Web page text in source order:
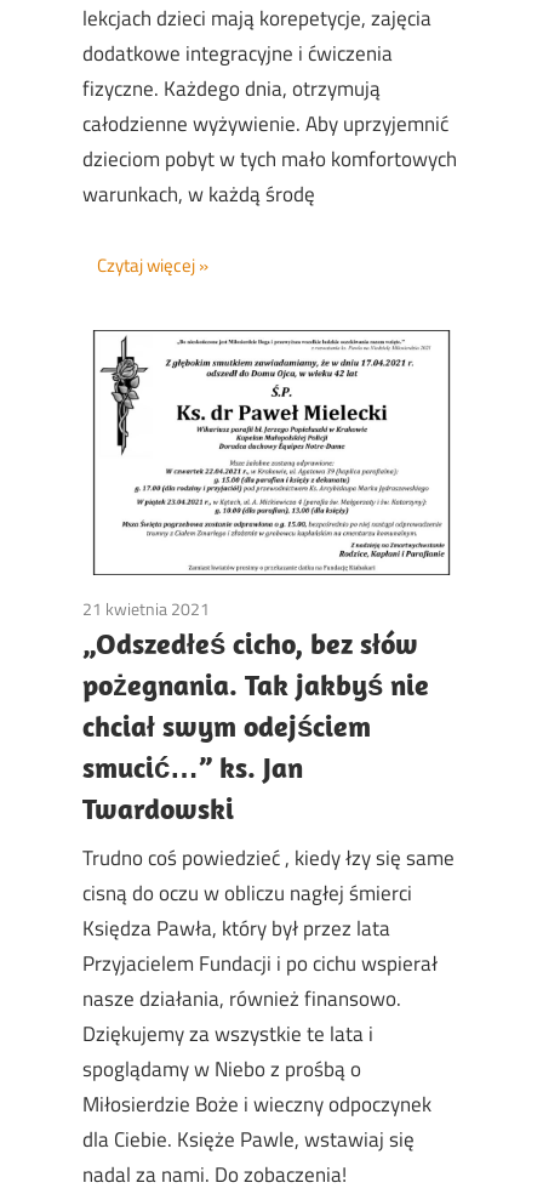
lekcjach dzieci mają korepetycje, zajęcia
dodatkowe integracyjne i ćwiczenia
fizyczne. Każdego dnia, otrzymują
całodzienne wyżywienie. Aby uprzyjemnić
dzieciom pobyt w tych mało komfortowych
warunkach, w każdą środę
Czytaj więcej
21 kwietnia 2021
„Odszedłeś cicho, bez słów
pożegnania. Tak jakbyś nie
chciał swym odejściem
smucić…” ks. Jan
Twardowski
Trudno coś powiedzieć , kiedy łzy się same
cisną do oczu w obliczu nagłej śmierci
Księdza Pawła, który był przez lata
Przyjacielem Fundacji i po cichu wspierał
nasze działania, również finansowo.
Dziękujemy za wszystkie te lata i
spoglądamy w Niebo z prośbą o
Miłosierdzie Boże i wieczny odpoczynek
dla Ciebie. Księże Pawle, wstawiaj się
nadal za nami. Do zobaczenia!